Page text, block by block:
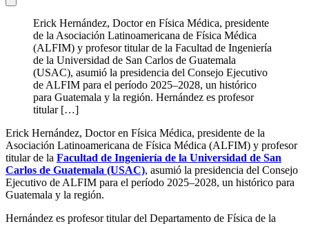
Erick Hernández, Doctor en Física Médica, presidente
de la Asociación Latinoamericana de Física Médica
(ALFIM) y profesor titular de la Facultad de Ingeniería
de la Universidad de San Carlos de Guatemala
(USAC), asumió la presidencia del Consejo Ejecutivo
de ALFIM para el período 2025–2028, un histórico
para Guatemala y la región. Hernández es profesor
titular […]
Erick Hernández, Doctor en Física Médica, presidente de la
Asociación Latinoamericana de Física Médica (ALFIM) y profesor
titular de la Facultad de Ingeniería de la Universidad de San
Carlos de Guatemala (USAC), asumió la presidencia del Consejo
Ejecutivo de ALFIM para el período 2025–2028, un histórico para
Guatemala y la región.
Hernández es profesor titular del Departamento de Física de la